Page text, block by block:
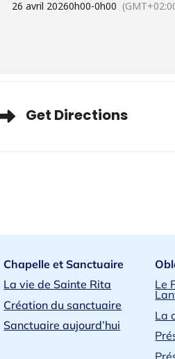
26 avril 20260h00-0h00
Get Directions
Chapelle et Sanctuaire
La vie de Sainte Rita
Création du sanctuaire
Sanctuaire aujourd’hui
Le
La